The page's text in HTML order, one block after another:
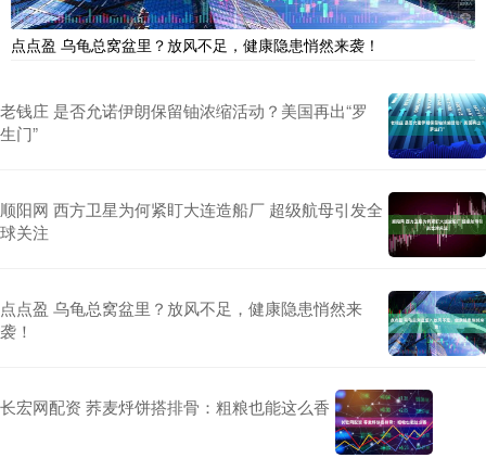
点点盈 乌龟总窝盆里？放风不足，健康隐患悄然来袭！
老钱庄 是否允诺伊朗保留铀浓缩活动？美国再出“罗
生门”
顺阳网 西方卫星为何紧盯大连造船厂 超级航母引发全
球关注
点点盈 乌龟总窝盆里？放风不足，健康隐患悄然来
袭！
长宏网配资 荞麦烀饼搭排骨：粗粮也能这么香